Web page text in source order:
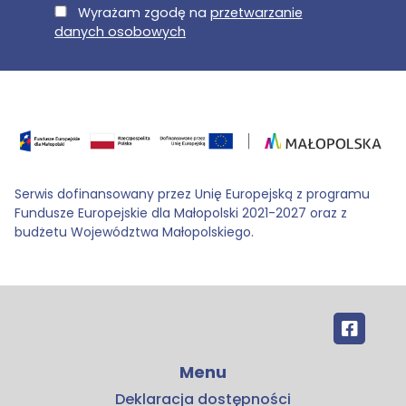
Wyrażam zgodę na przetwarzanie
danych osobowych
Serwis dofinansowany przez Unię Europejską z programu
Fundusze Europejskie dla Małopolski 2021-2027 oraz z
budżetu Województwa Małopolskiego.
Menu
Deklaracja dostępności